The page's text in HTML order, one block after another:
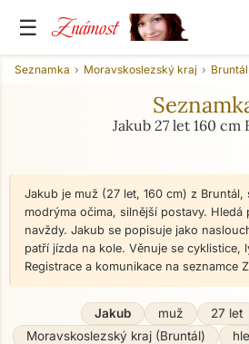
☰ Známost
Seznamka Moravskoslezský kraj Bruntál
Jakub 27 let 160 cm
Jakub je muž (27 let, 160 cm) z Bruntál,
modrýma očima, silnější postavy. Hledá
navždy. Jakub se popisuje jako
patří jízda na kole. Věnuje se cyklistice,
Registrace a komunikace na seznamce
Jakub muž 27 let
Moravskoslezský kraj (Bruntál)